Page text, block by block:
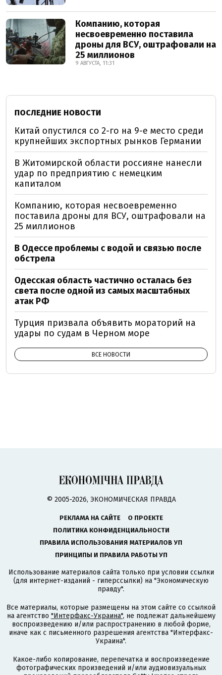
Компанию, которая
несвоевременно поставила
дроны для ВСУ, оштрафовали на
25 миллионов
9 АВГУСТА, 11:31
ПОСЛЕДНИЕ НОВОСТИ
Китай опустился со 2-го на 9-е место среди
крупнейших экспортных рынков Германии
В Житомирской области россияне нанесли
удар по предприятию с немецким
капиталом
Компанию, которая несвоевременно
поставила дроны для ВСУ, оштрафовали на
25 миллионов
В Одессе проблемы с водой и связью после
обстрела
Одесская область частично осталась без
света после одной из самых масштабных
атак РФ
Турция призвала объявить мораторий на
удары по судам в Черном море
ВСЕ НОВОСТИ
© 2005-2026, ЭКОНОМИЧЕСКАЯ ПРАВДА
РЕКЛАМА НА САЙТЕ
О ПРОЕКТЕ
ПОЛИТИКА КОНФИДЕНЦИАЛЬНОСТИ
ПРАВИЛА ИСПОЛЬЗОВАНИЯ МАТЕРИАЛОВ УП
ПРИНЦИПЫ И ПРАВИЛА РАБОТЫ УП
Использование материалов сайта только при условии ссылки
(для интернет-изданий - гиперссылки) на "Экономическую
правду".
Все материалы, которые размещены на этом сайте со ссылкой
на агентство "Интерфакс-Украина", не подлежат дальнейшему
воспроизведению и/или распространению в любой форме,
иначе как с письменного разрешения агентства "Интерфакс-
Украина".
Какое-либо копирование, перепечатка и воспроизведение
фотографических произведений и/или аудиовизуальных